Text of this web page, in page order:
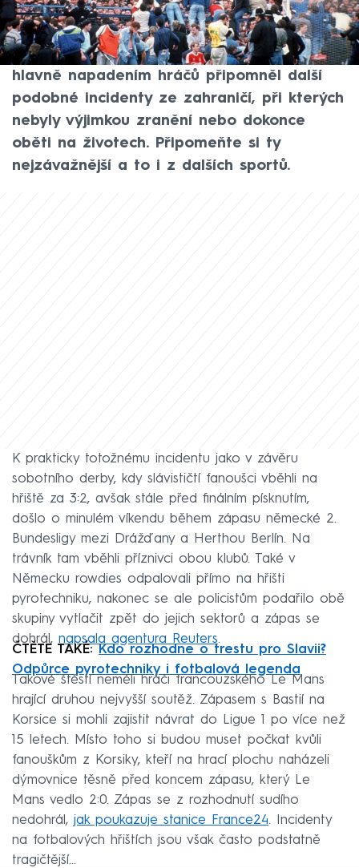
Ostudný závěr sobotního fotbalového
derby mezi pražskými rivaly Slavií a
Spartou se stovkami fanoušků na hřišti a
hlavně napadením hráčů připomněl další
podobné incidenty ze zahraničí, při kterých
nebyly výjimkou zranění nebo dokonce
oběti na životech. Připomeňte si ty
nejzávažnější a to i z dalších sportů.
K prakticky totožnému incidentu jako v závěru
sobotního derby, kdy slávističtí fanoušci vběhli na
hřiště za 3:2, avšak stále před finálním písknutím,
došlo o minulém víkendu během zápasu německé 2.
Bundesligy mezi Drážďany a Herthou Berlín. Na
trávník tam vběhli příznivci obou klubů. Také v
Německu rowdies odpalovali přímo na hřišti
pyrotechniku, nakonec se ale policistům podařilo obě
skupiny vytlačit zpět do jejich sektorů a zápas se
dohrál, napsala agentura Reuters.
ČTĚTE TAKÉ:
Kdo rozhodne o trestu pro Slavii?
Odpůrce pyrotechniky i fotbalová legenda
Takové štěstí neměli hráči francouzského Le Mans
hrající druhou nejvyšší soutěž. Zápasem s Bastií na
Korsice si mohli zajistit návrat do Ligue 1 po více než
15 letech. Místo toho si budou muset počkat kvůli
fanouškům z Korsiky, kteří na hrací plochu naházeli
dýmovnice těsně před koncem zápasu, který Le
Mans vedlo 2:0. Zápas se z rozhodnutí sudího
nedohrál, jak poukazuje stanice France24. Incidenty
na fotbalových hřištích jsou však často podstatně
tragičtější...